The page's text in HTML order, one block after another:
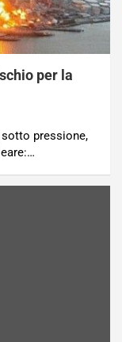
per la
sotto pressione,